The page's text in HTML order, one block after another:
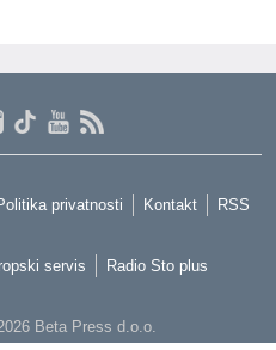
privatnosti Kontakt RSS
servis Radio Sto plus
Beta Press d.o.o.